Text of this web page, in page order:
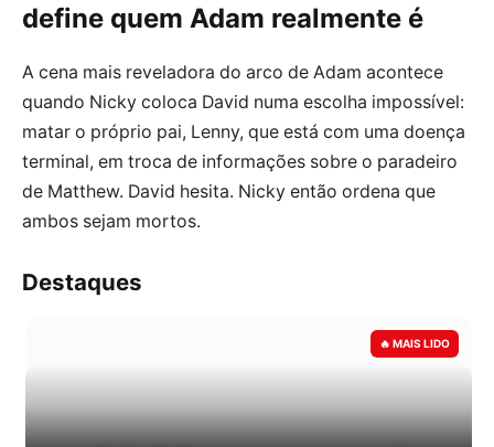
define quem Adam realmente é
A cena mais reveladora do arco de Adam acontece
quando Nicky coloca David numa escolha impossível:
matar o próprio pai, Lenny, que está com uma doença
terminal, em troca de informações sobre o paradeiro
de Matthew. David hesita. Nicky então ordena que
ambos sejam mortos.
Destaques